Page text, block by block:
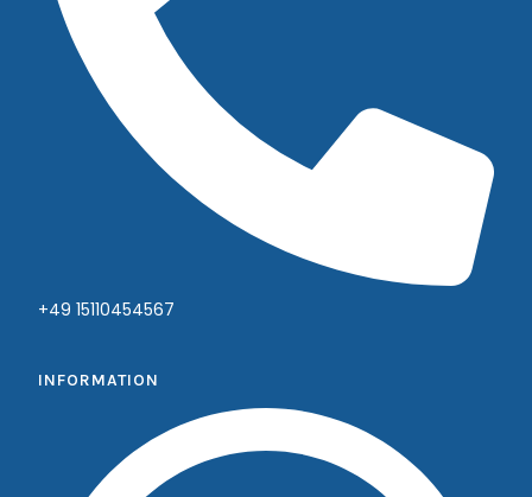
+49 15110454567
INFORMATION